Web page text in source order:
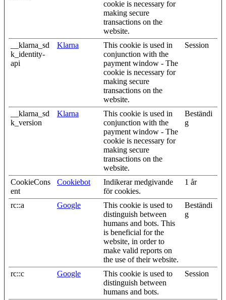
cookie is necessary for
making secure
transactions on the
website.
__klarna_sd
k_identity-
api
Klarna
This cookie is used in
conjunction with the
payment window - The
cookie is necessary for
making secure
transactions on the
website.
Session
__klarna_sd
k_version
Klarna
This cookie is used in
conjunction with the
payment window - The
cookie is necessary for
making secure
transactions on the
website.
Beständi
g
CookieCons
ent
Cookiebot
Indikerar medgivande
för cookies.
1 år
rc::a Google
This cookie is used to
distinguish between
humans and bots. This
is beneficial for the
website, in order to
make valid reports on
the use of their website.
Beständi
g
rc::c Google
This cookie is used to
distinguish between
humans and bots.
Session